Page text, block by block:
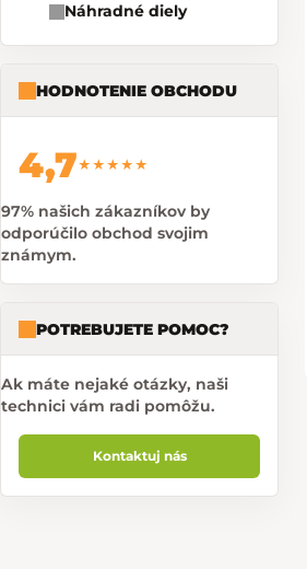
Náhradné diely
HODNOTENIE OBCHODU
4,7★★★★★
97% našich zákazníkov by
odporúčilo obchod svojim
známym.
POTREBUJETE POMOC?
Ak máte nejaké otázky, naši
technici vám radi pomôžu.
Kontaktuj nás